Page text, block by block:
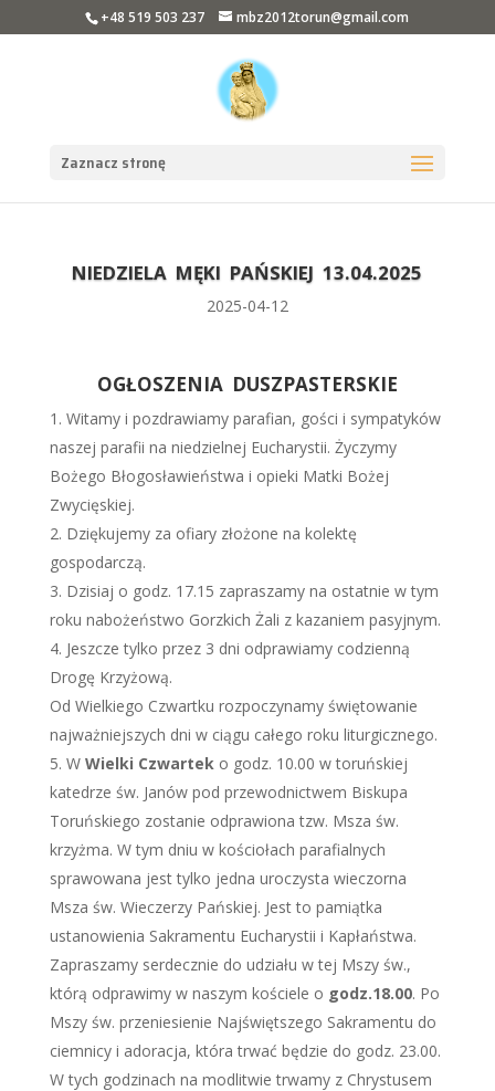
+48 519 503 237 mbz2012torun@gmail.com
Zaznacz stronę
NIEDZIELA MĘKI PAŃSKIEJ 13.04.2025
2025-04-12
OGŁOSZENIA DUSZPASTERSKIE
Witamy i pozdrawiamy parafian, gości i sympatyków
naszej parafii na niedzielnej Eucharystii. Życzymy
Bożego Błogosławieństwa i opieki Matki Bożej
Zwycięskiej.
Dziękujemy za ofiary złożone na kolektę
gospodarczą.
Dzisiaj o godz. 17.15 zapraszamy na ostatnie w tym
roku nabożeństwo Gorzkich Żali z kazaniem pasyjnym.
Jeszcze tylko przez 3 dni odprawiamy codzienną
Drogę Krzyżową.
Od Wielkiego Czwartku rozpoczynamy świętowanie
najważniejszych dni w ciągu całego roku liturgicznego.
W Wielki Czwarteko godz. 10.00 w toruńskiej
katedrze św. Janów pod przewodnictwem Biskupa
Toruńskiego zostanie odprawiona tzw. Msza św.
krzyżma. W tym dniu w kościołach parafialnych
sprawowana jest tylko jedna uroczysta wieczorna
Msza św. Wieczerzy Pańskiej. Jest to pamiątka
ustanowienia Sakramentu Eucharystii i Kapłaństwa.
Zapraszamy serdecznie do udziału w tej Mszy św.,
którą odprawimy w naszym kościele o godz.18.00. Po
Mszy św. przeniesienie Najświętszego Sakramentu do
ciemnicy i adoracja, która trwać będzie do godz. 23.00.
W tych godzinach na modlitwie trwamy z Chrystusem